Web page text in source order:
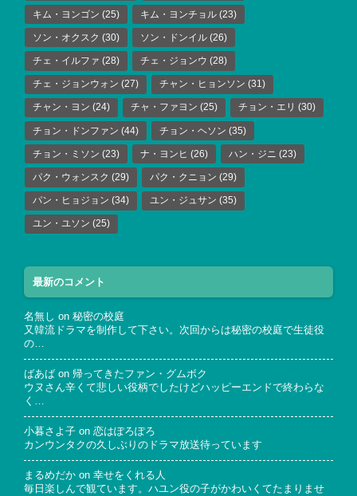
キム・ヨンゴン (25) キム・ヨンチョル (23)
ソン・オクスク (30) ソン・ドンイル (26)
チェ・イルファ (28) チェ・ジョンウ (28)
チェ・ジョンウォン (27) チャン・ヒョンソン (31)
チャン・ヨン (24) チャ・ファヨン (25) チョン・エリ (30)
チョン・ドンファン (44) チョン・ヘソン (35)
チョン・ミソン (23) ナ・ヨンヒ (26) ハン・ジニ (23)
パク・ウォンスク (29) パク・クニョン (29)
パン・ヒョジョン (34) ユン・ジュサン (35)
ユン・ユソン (25)
最新のコメント
名無し on 秘密の校庭
又韓流ドラマを制作して下さい。次回からは秘密の校庭で生徒役
の…
ばあば on 帰ってきたファン・グムボク
ウヌさん辛くて悲しい役柄でしたけどハッピーエンドで終わらな
く…
小暮さよ子 on 恋はぽろぽろ
カンウンタクの久しぶりのドラマ放送待っています
まるめだか on 幸せをくれる人
毎日楽しんで観ています。ハユン役の子がかわいくてたまりませ